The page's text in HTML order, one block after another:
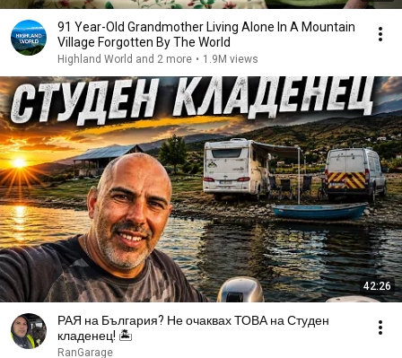
91 Year-Old Grandmother Living Alone In A Mountain
Village Forgotten By The World
Highland World and 2 more • 1.9M views
42:26
РАЯ на България? Не очаквах ТОВА на Студен
кладенец! 🏝️
RanGarage